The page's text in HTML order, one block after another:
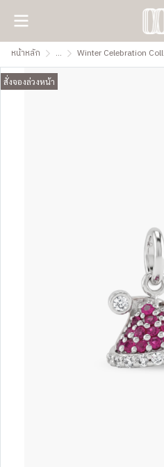
หน้าหลัก ... Winter Celebration Collection
สั่งจองล่วงหน้า